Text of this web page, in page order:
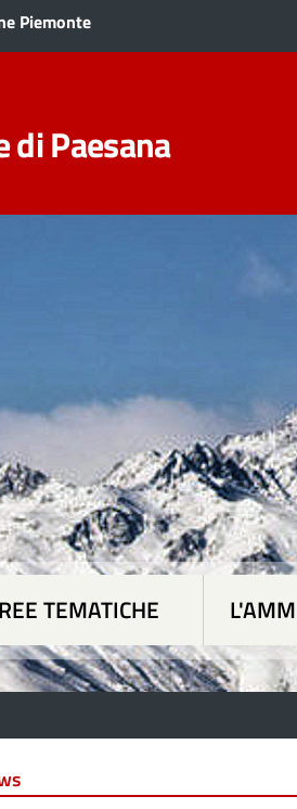
Piemonte
di Paesana
TEMATICHE